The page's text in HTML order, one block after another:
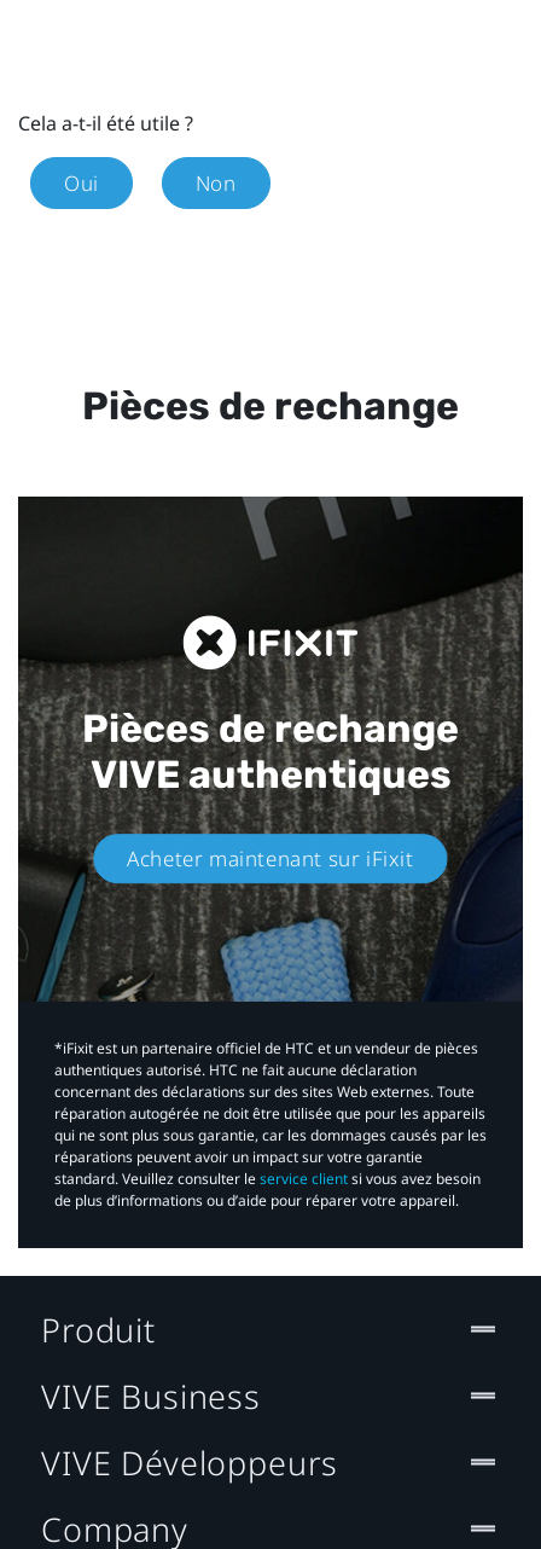
Cela a-t-il été utile ?
Oui Non
Pièces de rechange
Pièces de rechange
VIVE authentiques​
Acheter maintenant sur iFixit​
*iFixit est un partenaire officiel de HTC et un vendeur de pièces
authentiques autorisé. HTC ne fait aucune déclaration
concernant des déclarations sur des sites Web externes. Toute
réparation autogérée ne doit être utilisée que pour les appareils
qui ne sont plus sous garantie, car les dommages causés par les
réparations peuvent avoir un impact sur votre garantie
standard. Veuillez consulter leservice clientsi vous avez besoin
de plus d’informations ou d’aide pour réparer votre appareil.​
Produit
VIVE Business
VIVE Développeurs
Company